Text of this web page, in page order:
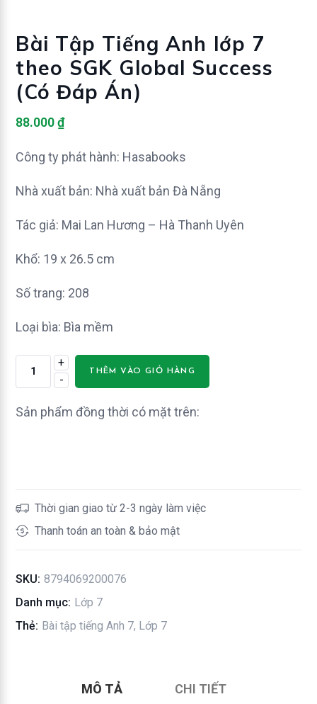
Bài Tập Tiếng Anh lớp 7
theo SGK Global Success
(Có Đáp Án)
88.000₫
Công ty phát hành: Hasabooks
Nhà xuất bản: Nhà xuất bản Đà Nẵng
Tác giả: Mai Lan Hương – Hà Thanh Uyên
Khổ: 19 x 26.5 cm
Số trang: 208
Loại bìa: Bìa mềm
-
Tiếng
SGK
Global
Đáp
Án)
số
+
THÊM VÀO GIỎ HÀNG
Sản phẩm đồng thời có mặt trên:
Thời gian giao từ 2-3 ngày làm việc
Thanh toán an toàn & bảo mật
SKU: 8794069200076
Danh mục: Lớp 7
Thẻ: Bài tập tiếng Anh 7, Lớp 7
MÔ TẢ CHI TIẾT